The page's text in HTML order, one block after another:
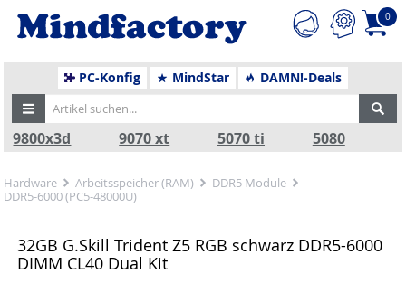
0
PC-Konfig MindStar DAMN!-Deals
9800x3d 9070 xt 5070 ti 5080
Hardware Arbeitsspeicher (RAM)
DDR5 Module
DDR5-6000 (PC5-48000U)
32GB G.Skill Trident Z5 RGB schwarz DDR5-6000
DIMM CL40 Dual Kit